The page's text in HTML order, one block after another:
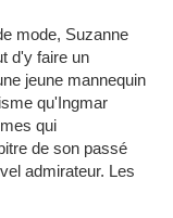
mode, Suzanne
d'y faire un
jeune mannequin
qu'Ingmar
qui
de son passé
admirateur. Les